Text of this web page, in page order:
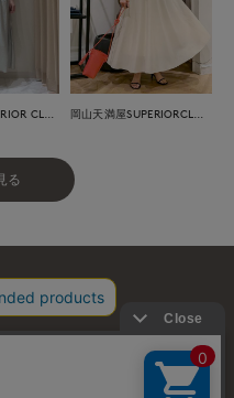
る
プライバシーポリシー
く表示